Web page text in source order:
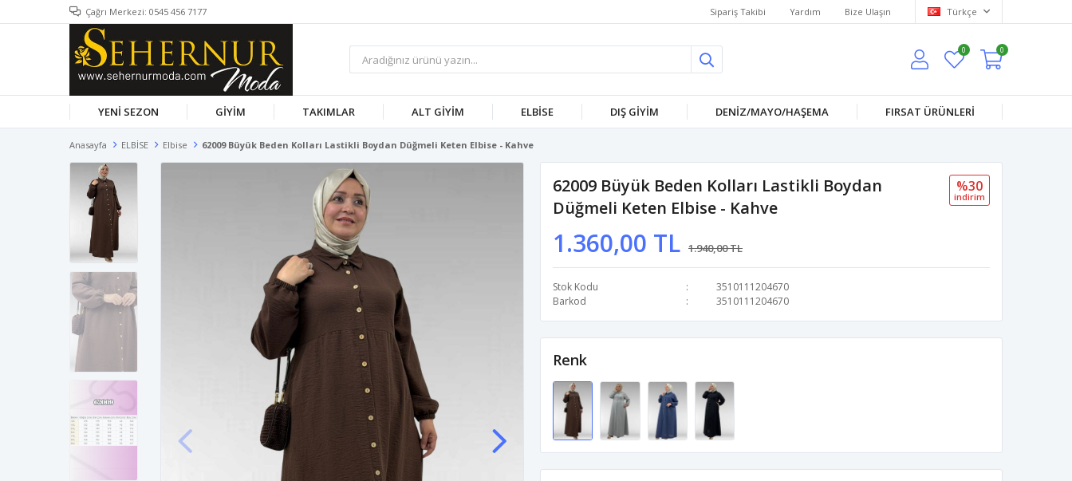
Çağrı Merkezi: 0545 456 7177 Sipariş Takibi Yardım Bize Ulaşın Türkçe
0 0
YENİ SEZON GİYİM TAKIMLAR ALT GİYİM ELBİSE DIŞ GİYİM DENİZ/MAYO/HAŞEMA FIRSAT ÜRÜNLERİ
Anasayfa ELBİSE Elbise 62009 Büyük Beden Kolları Lastikli Boydan Düğmeli Keten Elbise - Kahve
62009 Büyük Beden Kolları Lastikli Boydan
Düğmeli Keten Elbise - Kahve
1.360,00 TL 1.940,00 TL
%30
i̇ndi̇ri̇m
Stok Kodu
3510111204670
Barkod
3510111204670
Renk